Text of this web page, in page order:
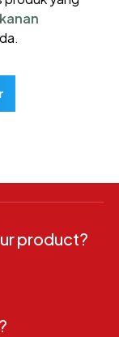
product?